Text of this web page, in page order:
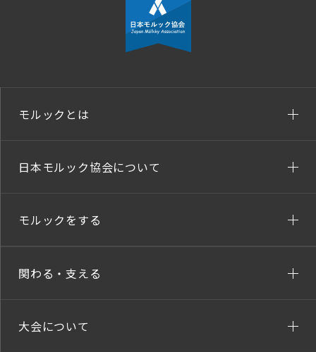
モルックとは
日本モルック協会について
モルックをする
関わる・支える
大会について